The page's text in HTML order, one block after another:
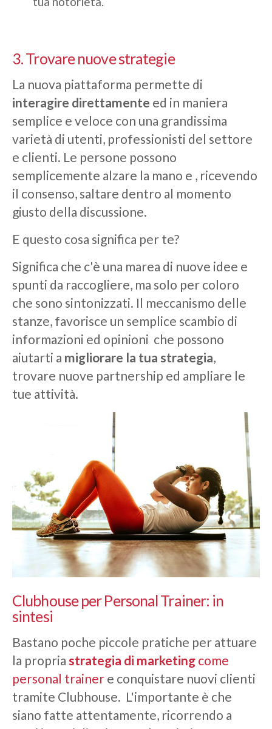
3. Trovare nuove strategie
La nuova piattaforma permette di
interagire direttamente ed in maniera
semplice e veloce con una grandissima
varietà di utenti, professionisti del settore
e clienti. Le persone possono
semplicemente alzare la mano e , ricevendo
il consenso, saltare dentro al momento
giusto della discussione.
E questo cosa significa per te?
Significa che c'è una marea di nuove idee e
spunti da raccogliere, ma solo per coloro
che sono sintonizzati. Il meccanismo delle
stanze, favorisce un semplice scambio di
informazioni ed opinioni che possono
aiutarti a migliorare la tua strategia,
trovare nuove partnership ed ampliare le
tue attività.
Clubhouse per Personal Trainer: in
sintesi
Bastano poche piccole pratiche per attuare
la propria strategia di marketing come
personal trainer e conquistare nuovi clienti
tramite Clubhouse. L'importante è che
siano fatte attentamente, ricorrendo a